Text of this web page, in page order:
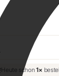
Heute schon 1×